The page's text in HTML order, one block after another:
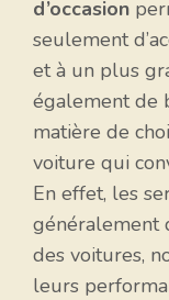
d’occasion
seulement
et à un plus
également de
matière de
voiture qui
En effet, les
généralement
des voitures,
leurs